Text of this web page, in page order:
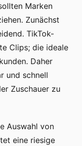
Marken
Zunächst
TikTok-
Clips; die ideale
Daher
und schnell
Zuschauer zu
Auswahl von
eine riesige